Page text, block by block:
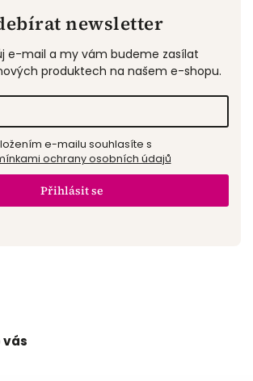
newsletter
e-mail a my vám budeme zasílat
produktech na našem e-shopu.
ochrany osobních údajů
Přihlásit se